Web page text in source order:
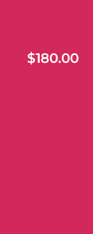
$180.00